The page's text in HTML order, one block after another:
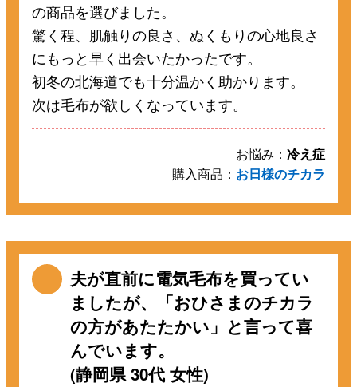
の商品を選びました。
驚く程、肌触りの良さ、ぬくもりの心地良さ
にもっと早く出会いたかったです。
初冬の北海道でも十分温かく助かります。
次は毛布が欲しくなっています。
お悩み： 冷え症
購入商品： お日様のチカラ
夫が直前に電気毛布を買ってい
ましたが、「おひさまのチカラ
の方があたたかい」と言って喜
んでいます。
(静岡県 30代 女性)